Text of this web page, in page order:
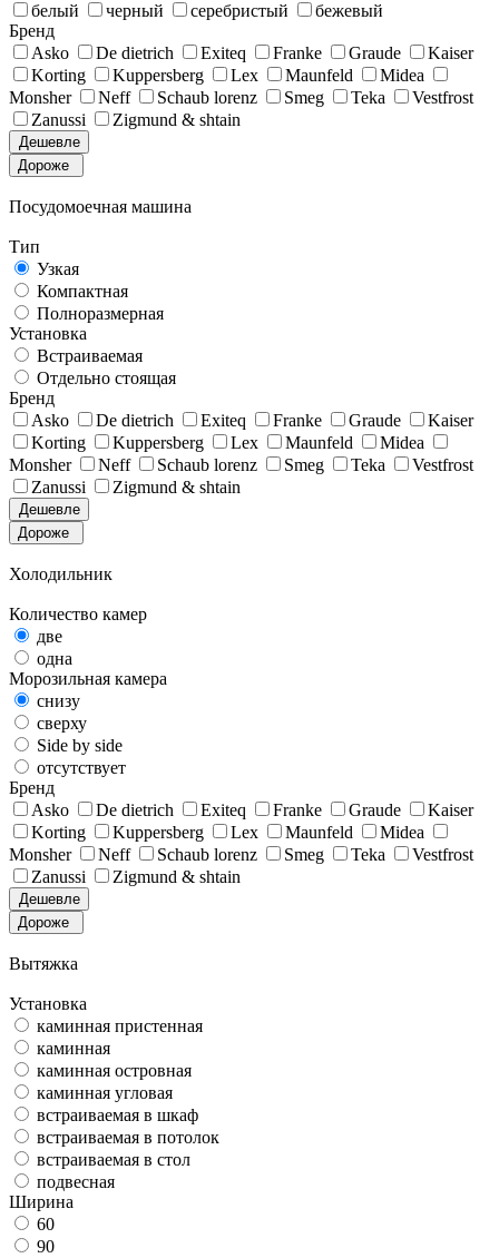
белый
черный серебристый
бежевый
Бренд
Asko
De dietrich Exiteq Franke Graude
Kaiser
Korting
Kuppersberg Lex Maunfeld
Midea
Monsher
Neff Schaub lorenz Smeg Teka
Vestfrost
Zanussi
Zigmund & shtain
Дешевле
Дороже
Посудомоечная машина
Тип
Узкая
Компактная
Полноразмерная
Установка
Встраиваемая
Отдельно стоящая
Бренд
Asko
De dietrich Exiteq Franke Graude
Kaiser
Korting
Kuppersberg Lex Maunfeld
Midea
Monsher
Neff Schaub lorenz Smeg Teka
Vestfrost
Zanussi
Zigmund & shtain
Дешевле
Дороже
Холодильник
Количество камер
две
одна
Морозильная камера
снизу
сверху
Side by side
отсутствует
Бренд
Asko
De dietrich Exiteq Franke Graude
Kaiser
Korting
Kuppersberg Lex Maunfeld
Midea
Monsher
Neff Schaub lorenz Smeg Teka
Vestfrost
Zanussi
Zigmund & shtain
Дешевле
Дороже
Вытяжка
Установка
каминная пристенная
каминная
каминная островная
каминная угловая
встраиваемая в шкаф
встраиваемая в потолок
встраиваемая в стол
подвесная
Ширина
60
90